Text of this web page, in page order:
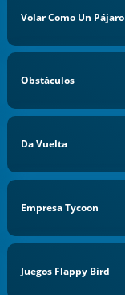
Volar Como Un Pájaro
Obstáculos
Da Vuelta
Empresa Tycoon
Juegos Flappy Bird